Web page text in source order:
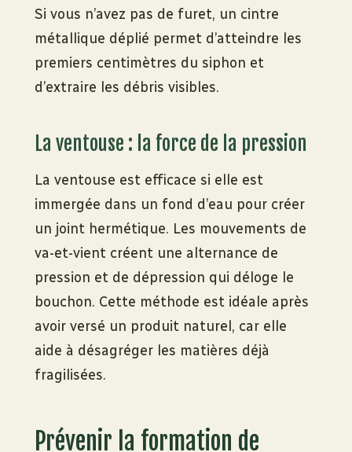
Si vous n’avez pas de furet, un cintre
métallique déplié permet d’atteindre les
premiers centimètres du siphon et
d’extraire les débris visibles.
La ventouse : la force de la pression
La ventouse est efficace si elle est
immergée dans un fond d’eau pour créer
un joint hermétique. Les mouvements de
va-et-vient créent une alternance de
pression et de dépression qui déloge le
bouchon. Cette méthode est idéale après
avoir versé un produit naturel, car elle
aide à désagréger les matières déjà
fragilisées.
Prévenir la formation de